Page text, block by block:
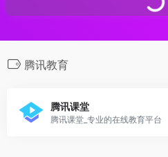
腾讯教育
腾讯课堂
腾讯课堂_专业的在线教育平台